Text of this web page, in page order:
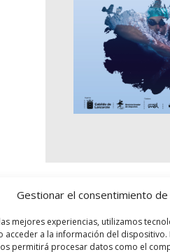
Gestionar el consentimiento de
mejores experiencias, utilizamos
acceder a la información del dispositivo.
permitirá procesar datos como el
logo SID